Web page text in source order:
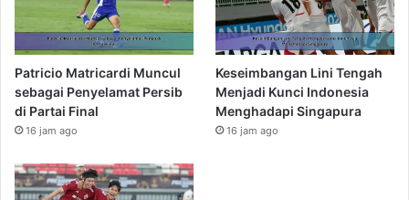
Patricio Matricardi Muncul
sebagai Penyelamat Persib
di Partai Final
16 jam ago
Keseimbangan Lini Tengah
Menjadi Kunci Indonesia
Menghadapi Singapura
16 jam ago